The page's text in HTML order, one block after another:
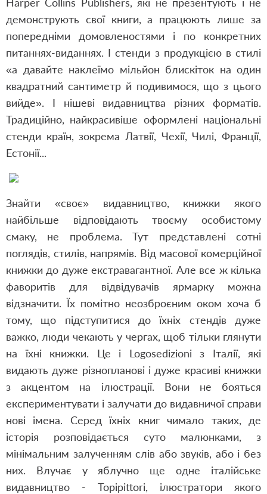
демонструють свої книги, а працюють лише за
попередніми домовленостями і по конкретних
питаннях-виданнях. І стенди з продукцією в стилі
«а давайте наклеїмо мільйон блискіток на один
квадратний сантиметр й подивимося, що з цього
вийде». І нішеві видавництва різних форматів.
Традиційно, найкрасивіше оформлені національні
стенди країн, зокрема Латвії, Чехії, Чилі, Франції,
Естонії...
Знайти «своє» видавництво, книжки якого
найбільше відповідають твоєму особистому
смаку, не проблема. Тут представлені сотні
поглядів, стилів, напрямів. Від масової комерційної
книжки до дуже екстравагантної. Але все ж кілька
фаворитів для відвідувачів ярмарку можна
відзначити. Їх помітно неозброєним оком хоча б
тому, що підступитися до їхніх стендів дуже
важко, люди чекають у чергах, щоб тільки глянути
на їхні книжки. Це і Logosedizioni з Італії, які
видають дуже різнопланові і дуже красиві книжки
з акцентом на ілюстрації. Вони не бояться
експериментувати і залучати до видавничої справи
нові імена. Серед їхніх книг чимало таких, де
історія розповідається суто малюнками, з
мінімальним залученням слів або звуків, або і без
них. Влучає у яблучно ще одне італійське
видавництво - Topipittori, ілюстратори якого